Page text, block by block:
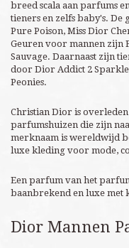
breed scala aan parfums
tieners en zelfs baby's. De
Pure Poison, Miss Dior
Geuren voor mannen zijn
Sauvage. Daarnaast zijn
door Dior Addict 2
Peonies.
Christian Dior is overleden
parfumshuizen die zijn
merknaam is wereldwijd
luxe kleding voor mode,
Een parfum van het
baanbrekend en luxe met
Dior Mannen